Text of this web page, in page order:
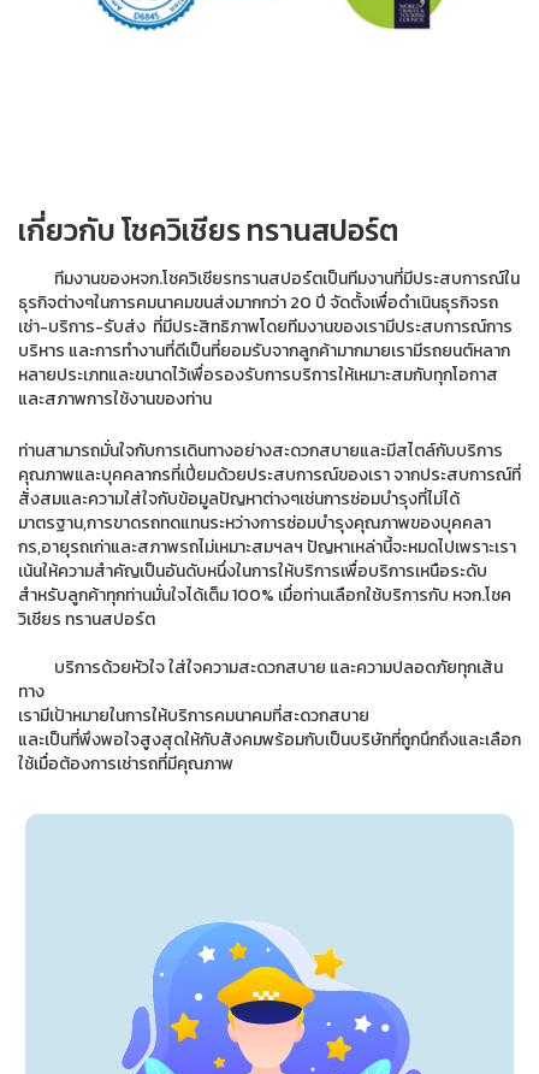
เกี่ยวกับ โชควิเชียร ทรานสปอร์ต
ทีมงานของหจก.โชควิเชียรทรานสปอร์ตเป็นทีมงานที่มีประสบการณ์ใน
ธุรกิจต่างๆในการคมนาคมขนส่งมากกว่า 20 ปี จัดตั้งเพื่อดำเนินธุรกิจรถ
เช่า-บริการ-รับส่ง ที่มีประสิทธิภาพโดยทีมงานของเรามีประสบการณ์การ
บริหาร และการทำงานที่ดีเป็นที่ยอมรับจากลูกค้ามากมายเรามีรถยนต์หลาก
หลายประเภทและขนาดไว้เพื่อรองรับการบริการให้เหมาะสมกับทุกโอกาส
และสภาพการใช้งานของท่าน
ท่านสามารถมั่นใจกับการเดินทางอย่างสะดวกสบายและมีสไตล์กับบริการ
คุณภาพและบุคคลากรที่เปี่ยมด้วยประสบการณ์ของเรา จากประสบการณ์ที่
สั่งสมและความใส่ใจกับข้อมูลปัญหาต่างๆเช่นการซ่อมบำรุงที่ไม่ได้
มาตรฐาน,การขาดรถทดแทนระหว่างการซ่อมบำรุงคุณภาพของบุคคลา
กร,อายุรถเก่าและสภาพรถไม่เหมาะสมฯลฯ ปัญหาเหล่านี้จะหมดไปเพราะเรา
เน้นให้ความสำคัญเป็นอันดับหนึ่งในการให้บริการเพื่อบริการเหนือระดับ
สำหรับลูกค้าทุกท่านมั่นใจได้เต็ม 100% เมื่อท่านเลือกใช้บริการกับ หจก.โชค
วิเชียร ทรานสปอร์ต
บริการด้วยหัวใจ ใส่ใจความสะดวกสบาย และความปลอดภัยทุกเส้น
ทาง
เรามีเป้าหมายในการให้บริการคมนาคมที่สะดวกสบาย
และเป็นที่พึงพอใจสูงสุดให้กับสังคมพร้อมกับเป็นบริษัทที่ถูกนึกถึงและเลือก
ใช้เมื่อต้องการเช่ารถที่มีคุณภาพ